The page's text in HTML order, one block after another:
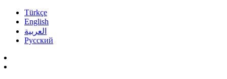
Türkçe
English
العربية
Pусский